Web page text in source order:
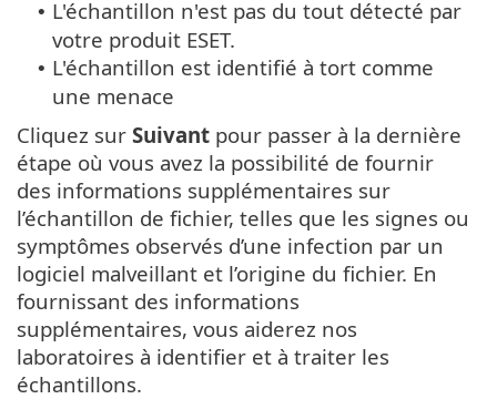
• L'échantillon n'est pas du tout détecté par
votre produit ESET.
• L'échantillon est identifié à tort comme
une menace
Cliquez sur Suivant pour passer à la dernière
étape où vous avez la possibilité de fournir
des informations supplémentaires sur
l’échantillon de fichier, telles que les signes ou
symptômes observés d’une infection par un
logiciel malveillant et l’origine du fichier. En
fournissant des informations
supplémentaires, vous aiderez nos
laboratoires à identifier et à traiter les
échantillons.